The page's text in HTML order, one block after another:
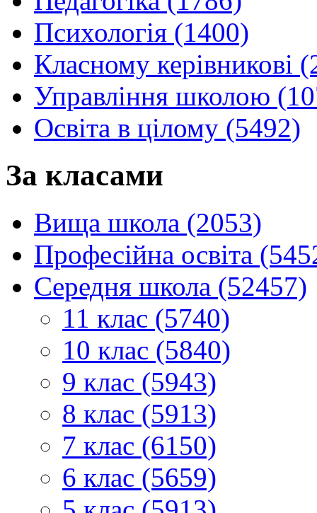
Психологія (1400)
Класному керівникові
Управління школою
Освіта в цілому (5492)
За класами
Вища школа (2053)
Професійна освіта
Середня школа (52457)
11 клас (5740)
10 клас (5840)
9 клас (5943)
8 клас (5913)
7 клас (6150)
6 клас (5659)